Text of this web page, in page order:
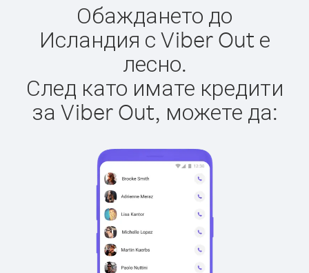
Обаждането до
Исландия с Viber Out е
лесно.
След като имате кредити
за Viber Out, можете да: